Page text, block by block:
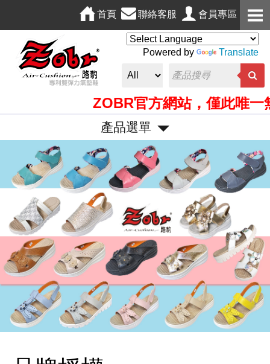
會員專區
聯絡客服
首頁
Powered by Translate
ZOBR官方網站，僅此唯一無
產品選單
e
v
o
u
s
e
x
t